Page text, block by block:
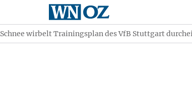
Schnee wirbelt Trainingsplan des VfB Stuttgart